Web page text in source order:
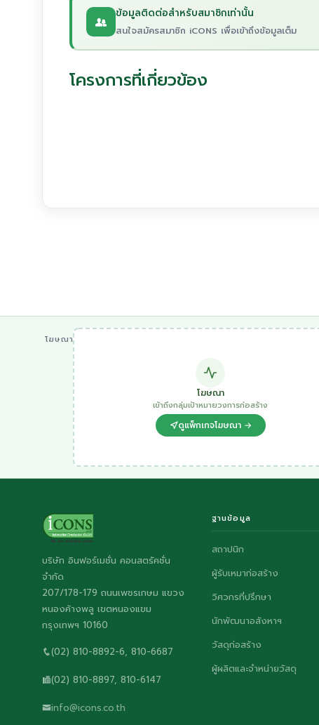
ข้อมูลติดต่อสำหรับสมาชิกเท่านั้น
สนใจสมัครสมาชิก iCONS เพื่อเข้าถึงข้อมูลเต็ม
โครงการที่เกี่ยวข้อง
โฆษณา
โฆษณา
เข้าถึงกลุ่มเป้าหมายวงการก่อสร้าง
ดูแพ็กเกจโฆษณา →
บริษัท อินฟอร์เมชั่น คอนสตรัคชั่น
จำกัด
207/178-179 ถนนเพชรเกษม แขวง
หนองค้างพลู เขตหนองแขม
กรุงเทพฯ 10160
(02) 810-8892-6, 810-6687
(02) 810-8897, 810-6147
info@icons.co.th
ฐานข้อมูล
สถาปนิก
ผู้รับเหมาก่อสร้าง
วิศวกรที่ปรึกษา
นักพัฒนาอสังหาฯ
วัสดุก่อสร้าง
ผู้ผลิตและจำหน่ายวัสดุ